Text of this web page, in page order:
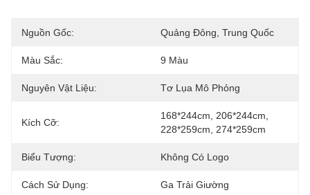
Nguồn Gốc: Quảng Đông, Trung Quốc
Màu Sắc: 9 Màu
Nguyên Vật Liệu: Tơ Lụa Mô Phỏng
Kích Cỡ:
168*244cm, 206*244cm,
228*259cm, 274*259cm
Biểu Tượng: Không Có Logo
Cách Sử Dụng: Ga Trải Giường